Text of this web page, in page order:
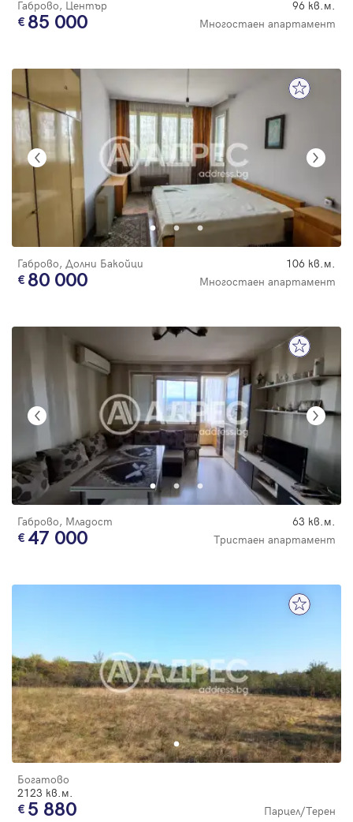
Габрово, Център 96 кв.м.
85 000 Многостаен апартамент
Габрово, Долни Бакойци 106 кв.м.
80 000 Многостаен апартамент
Габрово, Младост 63 кв.м.
47 000 Тристаен апартамент
Богатово
2123 кв.м.
5 880 Парцел/Терен